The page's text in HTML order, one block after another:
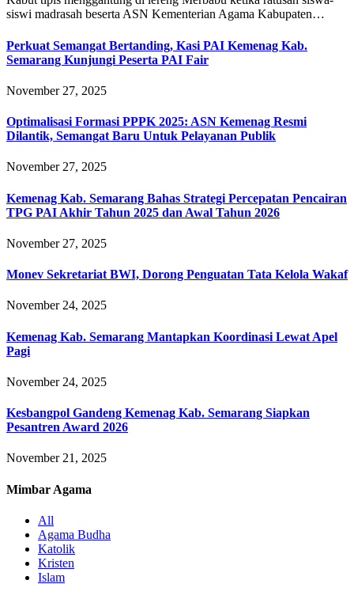
siswi madrasah beserta ASN Kementerian Agama Kabupaten…
Perkuat Semangat Bertanding, Kasi PAI Kemenag Kab.
Semarang Kunjungi Peserta PAI Fair
November 27, 2025
Optimalisasi Formasi PPPK 2025: ASN Kemenag Resmi
Dilantik, Semangat Baru Untuk Pelayanan Publik
November 27, 2025
Kemenag Kab. Semarang Bahas Strategi Percepatan Pencairan
TPG PAI Akhir Tahun 2025 dan Awal Tahun 2026
November 27, 2025
Monev Sekretariat BWI, Dorong Penguatan Tata Kelola Wakaf
November 24, 2025
Kemenag Kab. Semarang Mantapkan Koordinasi Lewat Apel
Pagi
November 24, 2025
Kesbangpol Gandeng Kemenag Kab. Semarang Siapkan
Pesantren Award 2026
November 21, 2025
Mimbar Agama
All
Agama Budha
Katolik
Kristen
Islam